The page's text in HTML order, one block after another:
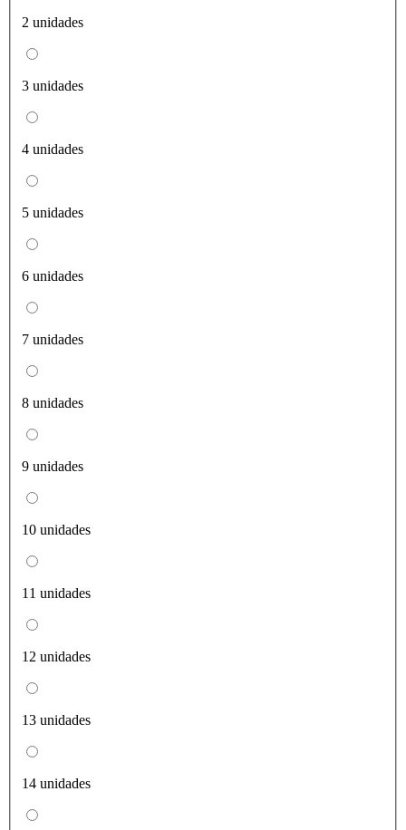
2 unidades
3 unidades
4 unidades
5 unidades
6 unidades
7 unidades
8 unidades
9 unidades
10 unidades
11 unidades
12 unidades
13 unidades
14 unidades